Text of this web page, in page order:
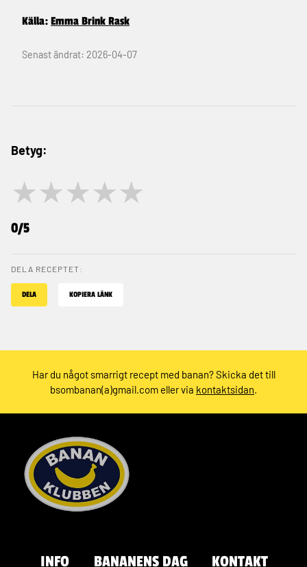
Källa: Emma Brink Rask
Senast ändrat: 2026-04-07
Betyg:
★
★
★
★
★
0/5
DELA RECEPTET:
DELA KOPIERA LÄNK
Har du något smarrigt recept med banan? Skicka det till
bsombanan(a)gmail.com eller via kontaktsidan
INFO BANANENS DAG KONTAKT